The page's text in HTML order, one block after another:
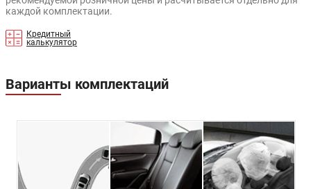
каждой комплектации.
Кредитный
калькулятор
Варианты комплектаций